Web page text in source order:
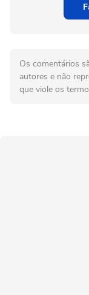
Os comentários
autores e não
que viole os